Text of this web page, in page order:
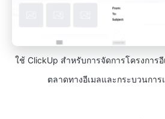
ใช้ ClickUp สำหรับการจัดการโครงการ
ตลาดทางอีเมลและกระบวนกา